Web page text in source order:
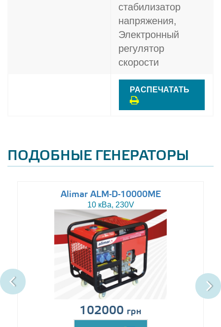
стабилизатор
напряжения,
Электронный
регулятор
скорости
РАСПЕЧАТАТЬ
ПОДОБНЫЕ ГЕНЕРАТОРЫ
Alimar ALM-D-10000ME
10 кВа, 230V
102000 грн